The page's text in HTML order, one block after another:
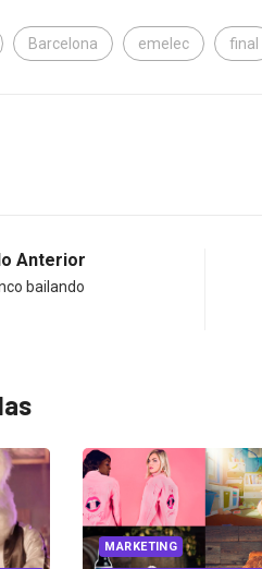
Barcelona emelec final
Anterior
bailando